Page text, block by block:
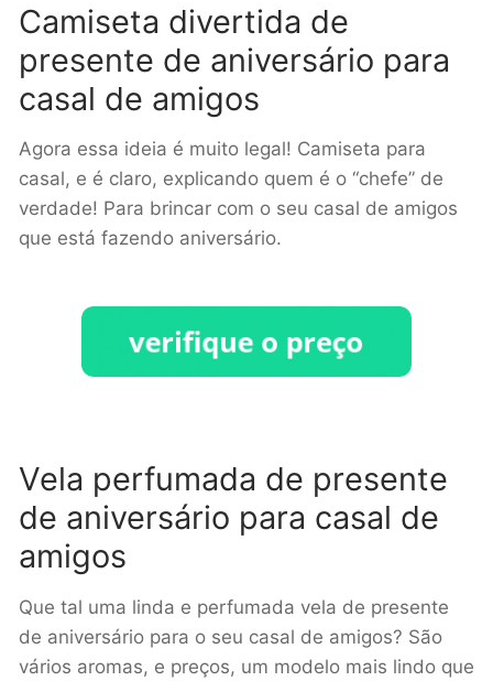
Camiseta divertida de
presente de aniversário para
casal de amigos
Agora essa ideia é muito legal! Camiseta para
casal, e é claro, explicando quem é o “chefe” de
verdade! Para brincar com o seu casal de amigos
que está fazendo aniversário.
Vela perfumada de presente
de aniversário para casal de
amigos
Que tal uma linda e perfumada vela de presente
de aniversário para o seu casal de amigos? São
vários aromas, e preços, um modelo mais lindo que